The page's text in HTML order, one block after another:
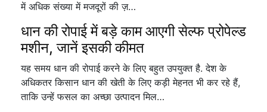
में अधिक संख्या में मजदूरों की ज़…
धान की रोपाई में बड़े काम आएगी सेल्फ प्रोपेल्ड
मशीन, जानें इसकी कीमत
यह समय धान की रोपाई करने के लिए बहुत उपयुक्त है. देश के
अधिकतर किसान धान की खेती के लिए कड़ी मेहनत भी कर रहे हैं,
ताकि उन्हें फसल का अच्छा उत्पादन मिल…